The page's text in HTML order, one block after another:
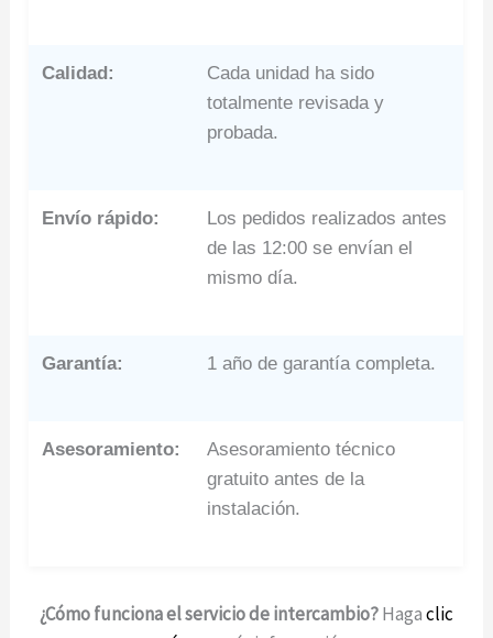
Calidad:
Cada unidad ha sido
totalmente revisada y
probada.
Envío rápido:
Los pedidos realizados antes
de las 12:00 se envían el
mismo día.
Garantía: 1 año de garantía completa.
Asesoramiento:
Asesoramiento técnico
gratuito antes de la
instalación.
¿Cómo funciona el servicio de intercambio?Hagaclic